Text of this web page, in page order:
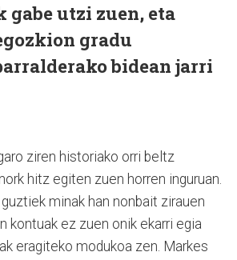
gabe utzi zuen, eta
gradu
bidean jarri
ziren historiako orri beltz
hitz egiten zuen horren inguruan.
minak han nonbait zirauen
kontuak ez zuen onik ekarri egia
eragiteko modukoa zen. Markes